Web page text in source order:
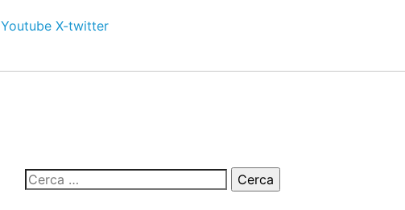
Youtube X-twitter